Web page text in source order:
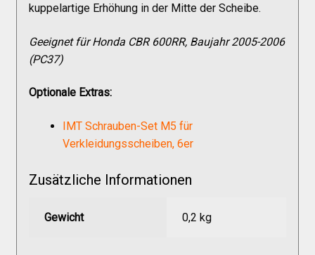
kuppelartige Erhöhung in der Mitte der Scheibe.
Geeignet für Honda CBR 600RR, Baujahr 2005-2006
(PC37)
Optionale Extras:
IMT Schrauben-Set M5 für
Verkleidungsscheiben, 6er
Zusätzliche Informationen
Gewicht 0,2 kg